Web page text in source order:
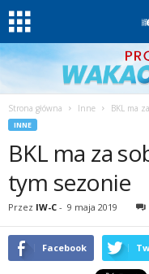
Strona główna Inne BKL ma
INNE
BKL ma za
tym sezonie
Przez IW-C - 9 maja 2019
Facebook